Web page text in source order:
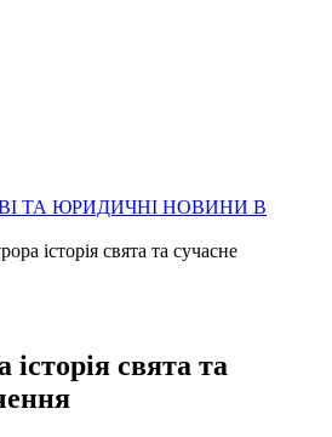
історія свята та сучасне
свята та